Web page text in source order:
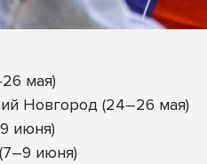
мая)
Новгород (24–26 мая)
июня)
июня)